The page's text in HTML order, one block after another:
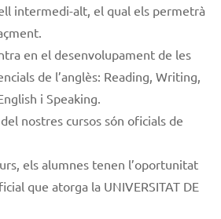
intermedi-alt, el qual els permetrà
en el desenvolupament de les
de l’anglès: Reading, Writing,
i Speaking.
nostres cursos són oficials de
els alumnes tenen l’oportunitat
que atorga la UNIVERSITAT DE